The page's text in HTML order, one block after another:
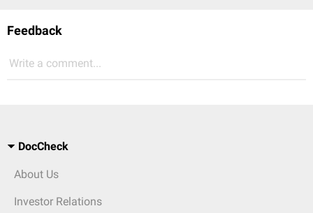
Feedback
Write a comment...
DocCheck
About Us
Investor Relations